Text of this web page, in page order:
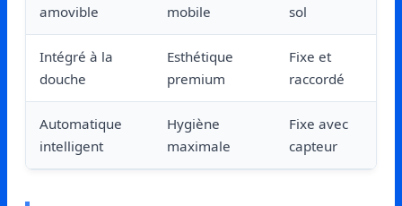
amovible
mobile
sol
Intégré à la
douche
Esthétique
premium
Fixe et
raccordé
Automatique
intelligent
Hygiène
maximale
Fixe avec
capteur